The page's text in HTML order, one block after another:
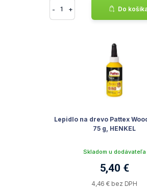
- + Do
Lepidlo na drevo Pattex
75 g, HENKEL
Skladom u dodávateľa
5,40 €
4,46 € bez DPH